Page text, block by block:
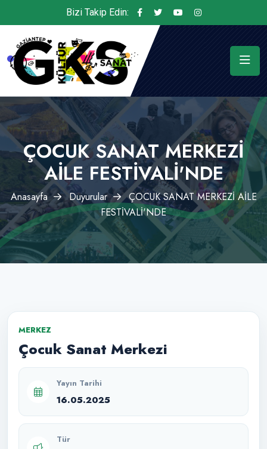
Bizi Takip Edin:
ÇOCUK SANAT MERKEZİ
AİLE FESTİVALİ'NDE
Anasayfa Duyurular
ÇOCUK SANAT MERKEZİ AİLE
FESTİVALİ'NDE
MERKEZ
Çocuk Sanat Merkezi
Yayın Tarihi
16.05.2025
Tür